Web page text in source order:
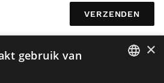
VERZENDEN
×
gebruik van